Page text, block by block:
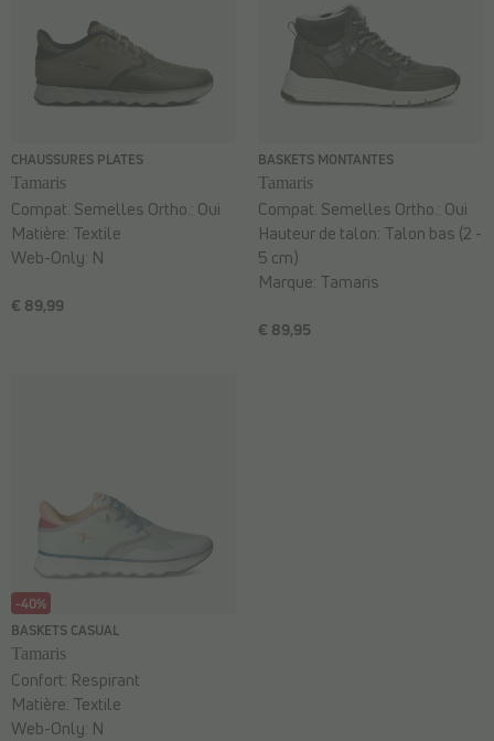
CHAUSSURES PLATES
Tamaris
€ 89,99
Compat. Semelles Ortho.: Oui
Matière: Textile
Web-Only: N
BASKETS MONTANTES
Tamaris
€ 89,95
Compat. Semelles Ortho.: Oui
Hauteur de talon: Talon bas (2 -
5 cm)
Marque: Tamaris
-40%
BASKETS CASUAL
Tamaris
Confort: Respirant
Matière: Textile
Web-Only: N